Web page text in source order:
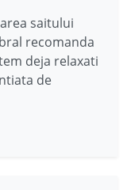
saitului
recomanda
deja relaxati
de